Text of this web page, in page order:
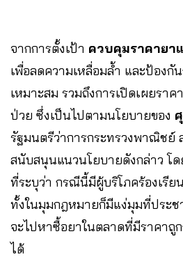
จากการตั้งเป้า ควบคุมราคายา
เพื่อลดความเหลื่อมล้ำ และป้องกั
เหมาะสม รวมถึงการเปิดเผยรา
ป่วย ซึ่งเป็นไปตามนโยบายของ
รัฐมนตรีว่าการกระทรวงพาณิชย์
สนับสนุนแนวนโยบายดังกล่าว โด
ที่ระบุว่า กรณีนี้มีผู้บริโภคร้องเรีย
ทั้งในมุมกฎหมายก็มีแง่มุมที่ประ
จะไปหาซื้อยาในตลาดที่มีราคาถู
ได้